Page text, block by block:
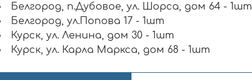
Белгород, п.Дубовое, ул. Шорса, дом 64 - 1шт
Белгород, ул.Попова 17 - 1шт
Курск, ул. Ленина, дом 30 - 1шт
Курск, ул. Карла Маркса, дом 68 - 1шт